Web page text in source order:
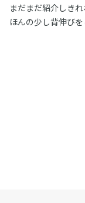
まだまだ紹介しき
ほんの少し背伸び